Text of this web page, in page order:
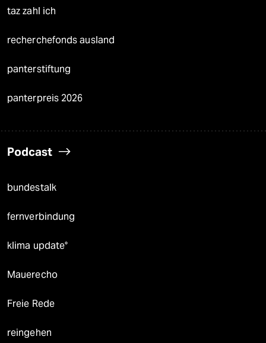
taz zahl ich
recherchefonds ausland
panterstiftung
panterpreis 2026
Podcast
bundestalk
fernverbindung
klima update°
Mauerecho
Freie Rede
reingehen